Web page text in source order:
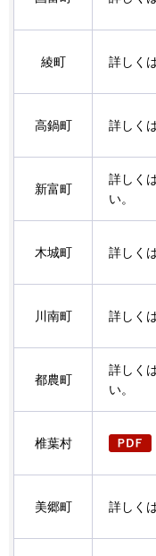
綾町 詳しく
高鍋町 詳しく
新富町
詳しく
い。
木城町 詳しく
川南町 詳しく
都農町
詳しく
い。
椎葉村
美郷町 詳しく